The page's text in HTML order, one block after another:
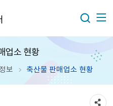
업소 현황
보 축산물 판매업소 현황